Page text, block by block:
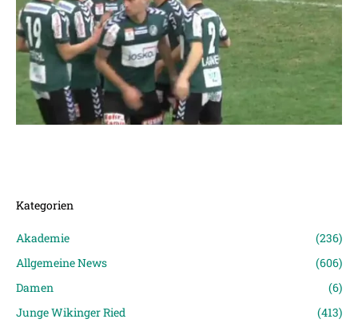
Kategorien
Akademie
(236)
Allgemeine News
(606)
Damen
(6)
Junge Wikinger Ried
(413)